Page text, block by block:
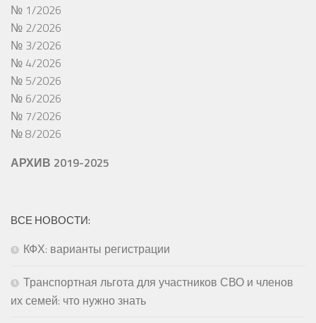
№ 1/2026
№ 2/2026
№ 3/2026
№ 4/2026
№ 5/2026
№ 6/2026
№ 7/2026
№ 8/2026
АРХИВ 2019-2025
ВСЕ НОВОСТИ:
КФХ: варианты регистрации
Транспортная льгота для участников СВО и членов
их семей: что нужно знать